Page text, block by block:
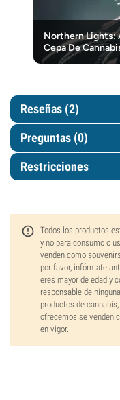
Northern Lights:
Cepa De
Reseñas (2)
Preguntas (0)
Restricciones
Todos los productos
y no para consumo o
venden como
por favor, infórmate
eres mayor de edad y
responsable de
productos de
ofrecemos se venden
en vigor.